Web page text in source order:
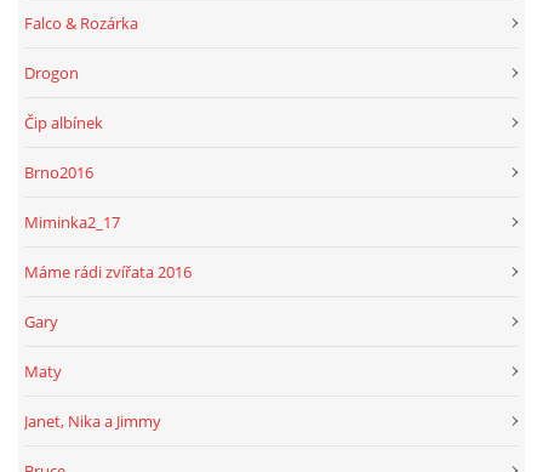
Falco & Rozárka
Drogon
Čip albínek
Brno2016
Miminka2_17
Máme rádi zvířata 2016
Gary
Maty
Janet, Nika a Jimmy